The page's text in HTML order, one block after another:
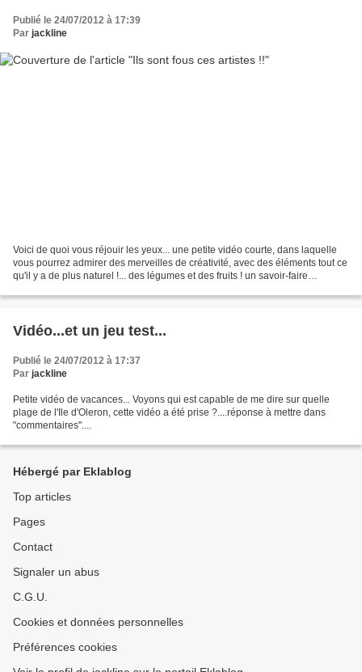
Publié le 24/07/2012 à 17:39
Par jackline
Voici de quoi vous réjouir les yeux... une petite vidéo courte, dans laquelle
vous pourrez admirer des merveilles de créativité, avec des éléments tout ce
qu'il y a de plus naturel !... des légumes et des fruits ! un savoir-faire
Vidéo...et un jeu test...
Publié le 24/07/2012 à 17:37
Par jackline
Petite vidéo de vacances... Voyons qui est capable de me dire sur quelle
plage de l'Ile d'Oleron, cette vidéo a été prise ?....réponse à mettre dans
"commentaires"....
Hébergé par Eklablog
Top articles
Pages
Contact
Signaler un abus
C.G.U.
Cookies et données personnelles
Préférences cookies